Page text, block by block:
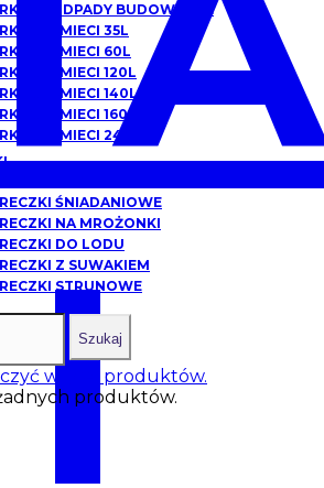
I
NA ODPADY BUDOWLANE
NA ŚMIECI 35L
NA ŚMIECI 60L
NA ŚMIECI 120L
NA ŚMIECI 140L
NA ŚMIECI 160L
NA ŚMIECI 240L
ŚNIADANIOWE
NA MROŻONKI
DO LODU
Z SUWAKIEM
STRUNOWE
Szukaj
więcej produktów.
produktów.